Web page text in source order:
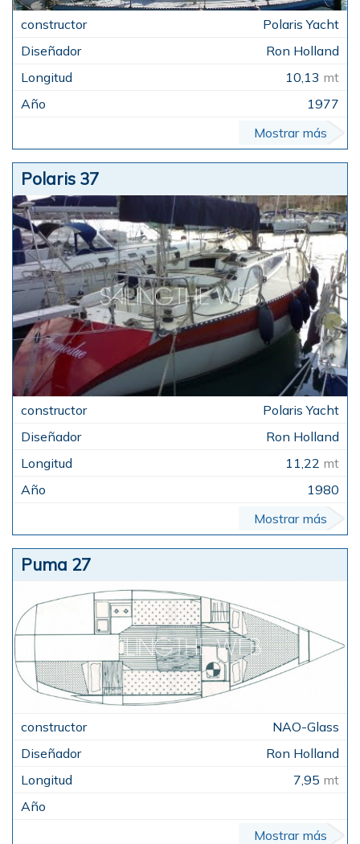
Polaris Yacht
Ron Holland
10,13 mt
1977
Mostrar más
Polaris 37
Polaris Yacht
Ron Holland
11,22 mt
1980
Mostrar más
Puma 27
NAO-Glass
Ron Holland
7,95 mt
Mostrar más